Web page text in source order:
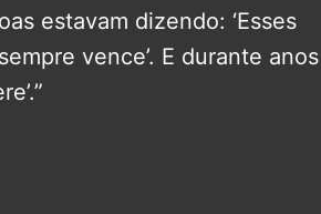
estavam dizendo: ‘Esses
vence’. E durante anos